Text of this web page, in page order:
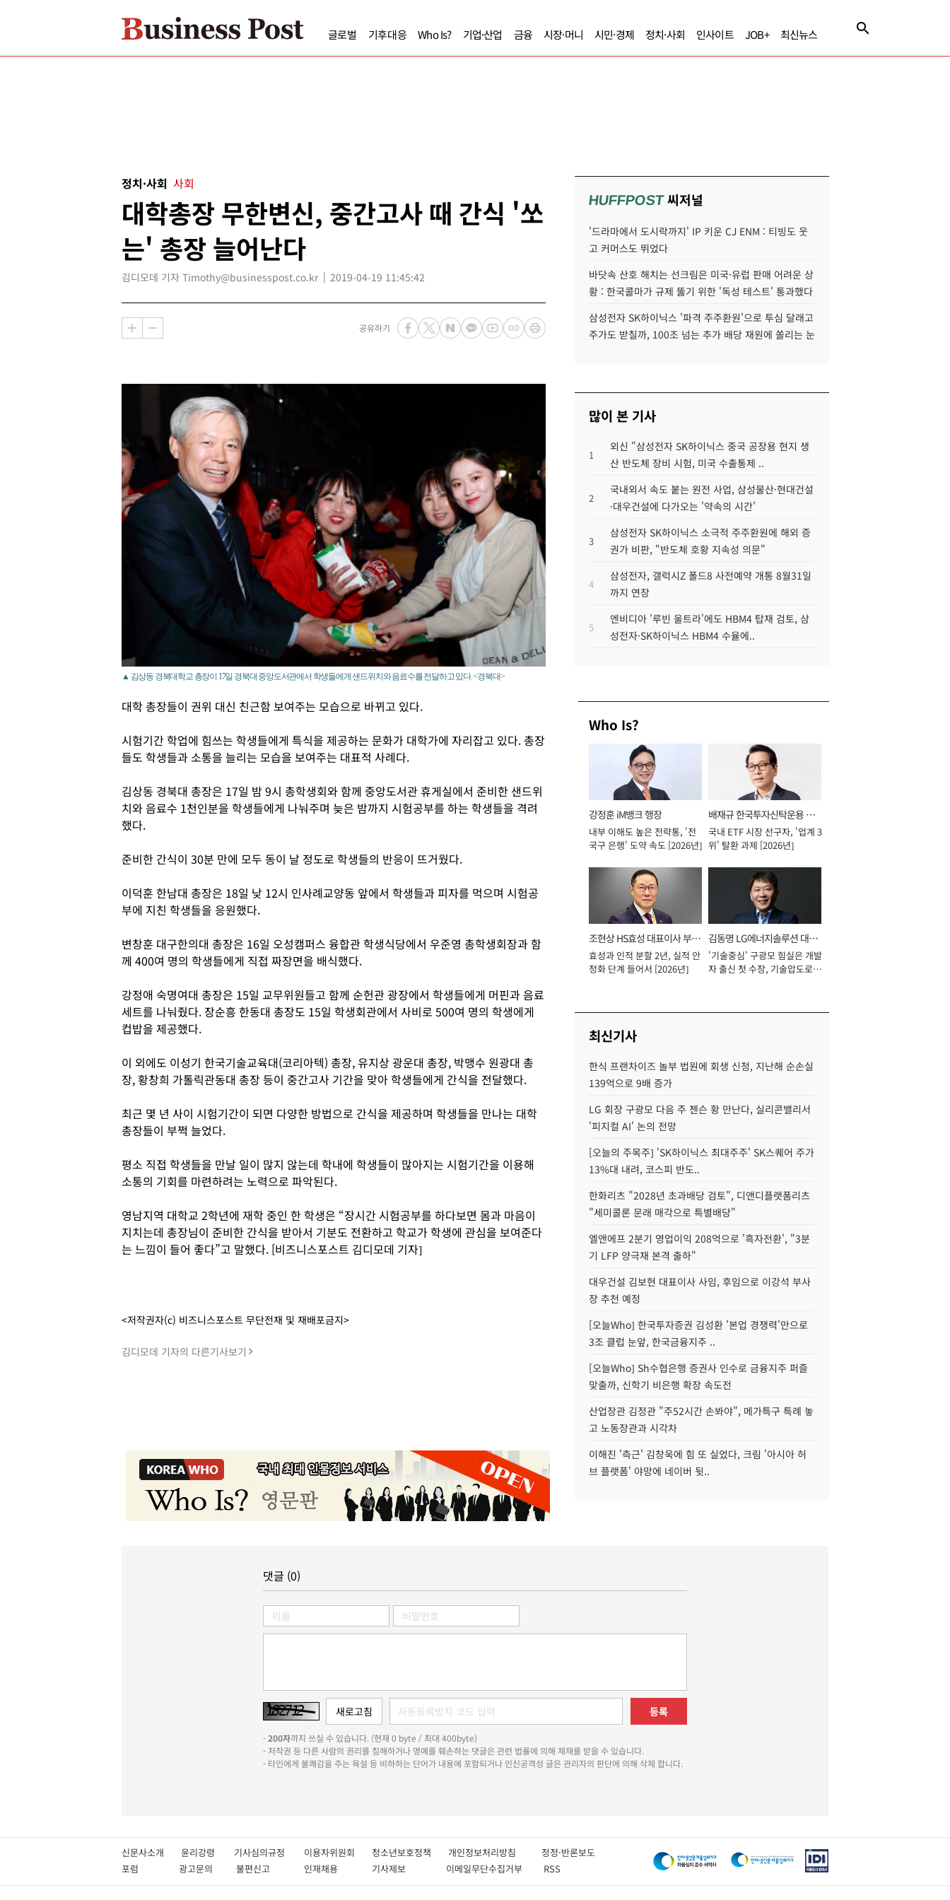
글로벌 기후대응 Who Is? 기업·산업 금융 시장·머니 시민·경제 정치·사회 인사이트 JOB+ 최신뉴스
정치·사회 사회
대학총장 무한변신, 중간고사 때 간식 '쏘
는' 총장 늘어난다
김디모데 기자 Timothy@businesspost.co.kr 2019-04-19 11:45:42
공유하기
▲ 김상동 경북대학교 총장이 17일 경북대 중앙도서관에서 학생들에게 샌드위치와 음료수를 전달하고 있다. <경북대>
대학 총장들이 권위 대신 친근함 보여주는 모습으로 바뀌고 있다.
시험기간 학업에 힘쓰는 학생들에게 특식을 제공하는 문화가 대학가에 자리잡고 있다. 총장
들도 학생들과 소통을 늘리는 모습을 보여주는 대표적 사례다.
김상동 경북대 총장은 17일 밤 9시 총학생회와 함께 중앙도서관 휴게실에서 준비한 샌드위
치와 음료수 1천인분을 학생들에게 나눠주며 늦은 밤까지 시험공부를 하는 학생들을 격려
했다.
준비한 간식이 30분 만에 모두 동이 날 정도로 학생들의 반응이 뜨거웠다.
이덕훈 한남대 총장은 18일 낮 12시 인사례교양동 앞에서 학생들과 피자를 먹으며 시험공
부에 지친 학생들을 응원했다.
변창훈 대구한의대 총장은 16일 오성캠퍼스 융합관 학생식당에서 우준영 총학생회장과 함
께 400여 명의 학생들에게 직접 짜장면을 배식했다.
강정애 숙명여대 총장은 15일 교무위원들고 함께 순헌관 광장에서 학생들에게 머핀과 음료
세트를 나눠줬다. 장순흥 한동대 총장도 15일 학생회관에서 사비로 500여 명의 학생에게
컵밥을 제공했다.
이 외에도 이성기 한국기술교육대(코리아텍) 총장, 유지상 광운대 총장, 박맹수 원광대 총
장, 황창희 가톨릭관동대 총장 등이 중간고사 기간을 맞아 학생들에게 간식을 전달했다.
최근 몇 년 사이 시험기간이 되면 다양한 방법으로 간식을 제공하며 학생들을 만나는 대학
총장들이 부쩍 늘었다.
평소 직접 학생들을 만날 일이 많지 않는데 학내에 학생들이 많아지는 시험기간을 이용해
소통의 기회를 마련하려는 노력으로 파악된다.
영남지역 대학교 2학년에 재학 중인 한 학생은 “장시간 시험공부를 하다보면 몸과 마음이
지치는데 총장님이 준비한 간식을 받아서 기분도 전환하고 학교가 학생에 관심을 보여준다
는 느낌이 들어 좋다”고 말했다. [비즈니스포스트 김디모데 기자]
<저작권자(c) 비즈니스포스트 무단전재 및 재배포금지>
김디모데 기자의 다른기사보기
HUFFPOST씨저널
'드라마에서 도시락까지' IP 키운 CJ ENM : 티빙도 웃
고 커머스도 뛰었다
바닷속 산호 해치는 선크림은 미국·유럽 판매 어려운 상
황 : 한국콜마가 규제 뚫기 위한 '독성 테스트' 통과했다
삼성전자 SK하이닉스 '파격 주주환원'으로 투심 달래고
주가도 받칠까, 100조 넘는 추가 배당 재원에 쏠리는 눈
많이 본 기사
1
외신 "삼성전자 SK하이닉스 중국 공장용 현지 생
산 반도체 장비 시험, 미국 수출통제 ..
2
국내외서 속도 붙는 원전 사업, 삼성물산·현대건설
·대우건설에 다가오는 '약속의 시간'
3
삼성전자 SK하이닉스 소극적 주주환원에 해외 증
권가 비판, "반도체 호황 지속성 의문"
4
삼성전자, 갤럭시Z 폴드8 사전예약 개통 8월31일
까지 연장
5
엔비디아 '루빈 울트라'에도 HBM4 탑재 검토, 삼
성전자·SK하이닉스 HBM4 수율에..
Who Is?
강정훈 iM뱅크 행장
내부 이해도 높은 전략통, '전
국구 은행' 도약 속도 [2026년]
배재규 한국투자신탁운용 대
표이사 사장
국내 ETF 시장 선구자, '업계 3
위' 탈환 과제 [2026년]
조현상 HS효성 대표이사 부회
장
효성과 인적 분할 2년, 실적 안
정화 단계 들어서 [2026년]
김동명 LG에너지솔루션 대표
이사 사장
'기술중심' 구광모 힘실은 개발
자 출신 첫 수장, 기술압도로
최신기사
한식 프랜차이즈 놀부 법원에 회생 신청, 지난해 순손실
139억으로 9배 증가
LG 회장 구광모 다음 주 젠슨 황 만난다, 실리콘밸리서
'피지컬 AI' 논의 전망
[오늘의 주목주] 'SK하이닉스 최대주주' SK스퀘어 주가
13%대 내려, 코스피 반도..
한화리츠 "2028년 초과배당 검토", 디앤디플랫폼리츠
"세미콜론 문래 매각으로 특별배당"
엘앤에프 2분기 영업이익 208억으로 '흑자전환', "3분
기 LFP 양극재 본격 출하"
대우건설 김보현 대표이사 사임, 후임으로 이강석 부사
장 추천 예정
[오늘Who] 한국투자증권 김성환 '본업 경쟁력'만으로
3조 클럽 눈앞, 한국금융지주 ..
[오늘Who] Sh수협은행 증권사 인수로 금융지주 퍼즐
맞출까, 신학기 비은행 확장 속도전
산업장관 김정관 "주52시간 손봐야", 메가특구 특례 놓
고 노동장관과 시각차
이해진 '측근' 김창욱에 힘 또 실었다, 크림 '아시아 허
브 플랫폼' 야망에 네이버 뒷..
댓글 (0)
등록
-200자까지 쓰실 수 있습니다. (현재 0 byte / 최대 400byte)
- 저작권 등 다른 사람의 권리를 침해하거나 명예를 훼손하는 댓글은 관련 법률에 의해 제재를 받을 수 있습니다.
- 타인에게 불쾌감을 주는 욕설 등 비하하는 단어가 내용에 포함되거나 인신공격성 글은 관리자의 판단에 의해 삭제 합니다.
신문사소개 윤리강령 기사심의규정 이용자위원회 청소년보호정책 개인정보처리방침 정정·반론보도
포럼
광고문의 불편신고 인재채용 기사제보 이메일무단수집거부 RSS